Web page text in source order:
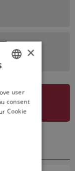
ENGLISH
×
user
consent
Cookie